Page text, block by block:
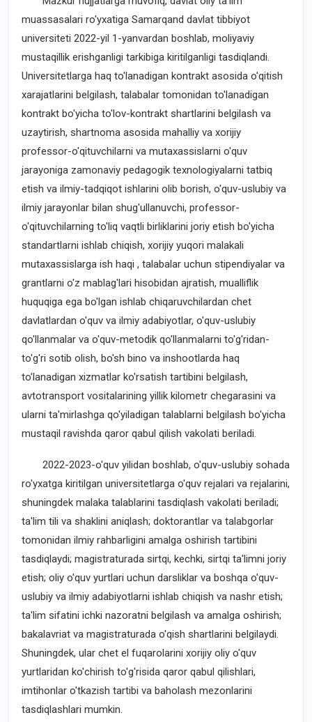
muassasalari ro'yxatiga Samarqand davlat tibbiyot
universiteti 2022-yil 1-yanvardan boshlab, moliyaviy
mustaqillik erishganligi tarkibiga kiritilganligi tasdiqlandi.
Universitetlarga haq to'lanadigan kontrakt asosida o'qitish
xarajatlarini belgilash, talabalar tomonidan to'lanadigan
kontrakt bo'yicha to'lov-kontrakt shartlarini belgilash va
uzaytirish, shartnoma asosida mahalliy va xorijiy
professor-o'qituvchilarni va mutaxassislarni o'quv
jarayoniga zamonaviy pedagogik texnologiyalarni tatbiq
etish va ilmiy-tadqiqot ishlarini olib borish, o'quv-uslubiy va
ilmiy jarayonlar bilan shug'ullanuvchi, professor-
o'qituvchilarning to'liq vaqtli birliklarini joriy etish bo'yicha
standartlarni ishlab chiqish, xorijiy yuqori malakali
mutaxassislarga ish haqi , talabalar uchun stipendiyalar va
grantlarni o'z mablag'lari hisobidan ajratish, mualliflik
huquqiga ega bo'lgan ishlab chiqaruvchilardan chet
davlatlardan o'quv va ilmiy adabiyotlar, o'quv-uslubiy
qo'llanmalar va o'quv-metodik qo'llanmalarni to'g'ridan-
to'g'ri sotib olish, bo'sh bino va inshootlarda haq
to'lanadigan xizmatlar ko'rsatish tartibini belgilash,
avtotransport vositalarining yillik kilometr chegarasini va
ularni ta'mirlashga qo'yiladigan talablarni belgilash bo'yicha
mustaqil ravishda qaror qabul qilish vakolati beriladi.
2022-2023-o'quv yilidan boshlab, o'quv-uslubiy sohada
ro'yxatga kiritilgan universitetlarga o'quv rejalari va rejalarini,
shuningdek malaka talablarini tasdiqlash vakolati beriladi;
ta'lim tili va shaklini aniqlash; doktorantlar va talabgorlar
tomonidan ilmiy rahbarligini amalga oshirish tartibini
tasdiqlaydi; magistraturada sirtqi, kechki, sirtqi ta'limni joriy
etish; oliy o'quv yurtlari uchun darsliklar va boshqa o'quv-
uslubiy va ilmiy adabiyotlarni ishlab chiqish va nashr etish;
ta'lim sifatini ichki nazoratni belgilash va amalga oshirish;
bakalavriat va magistraturada o'qish shartlarini belgilaydi.
Shuningdek, ular chet el fuqarolarini xorijiy oliy o'quv
yurtlaridan ko'chirish to'g'risida qaror qabul qilishlari,
imtihonlar o'tkazish tartibi va baholash mezonlarini
tasdiqlashlari mumkin.